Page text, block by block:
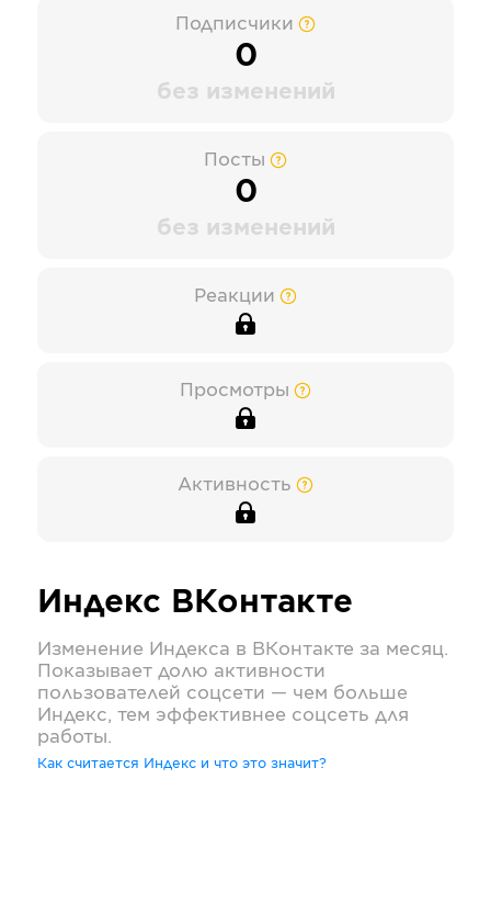
Подписчики
0
без изменений
Посты
0
без изменений
Реакции
Просмотры
Активность
Индекс ВКонтакте
Изменение Индекса в ВКонтакте за месяц.
Показывает долю активности
пользователей соцсети — чем больше
Индекс, тем эффективнее соцсеть для
работы.
Как считается Индекс и что это значит?